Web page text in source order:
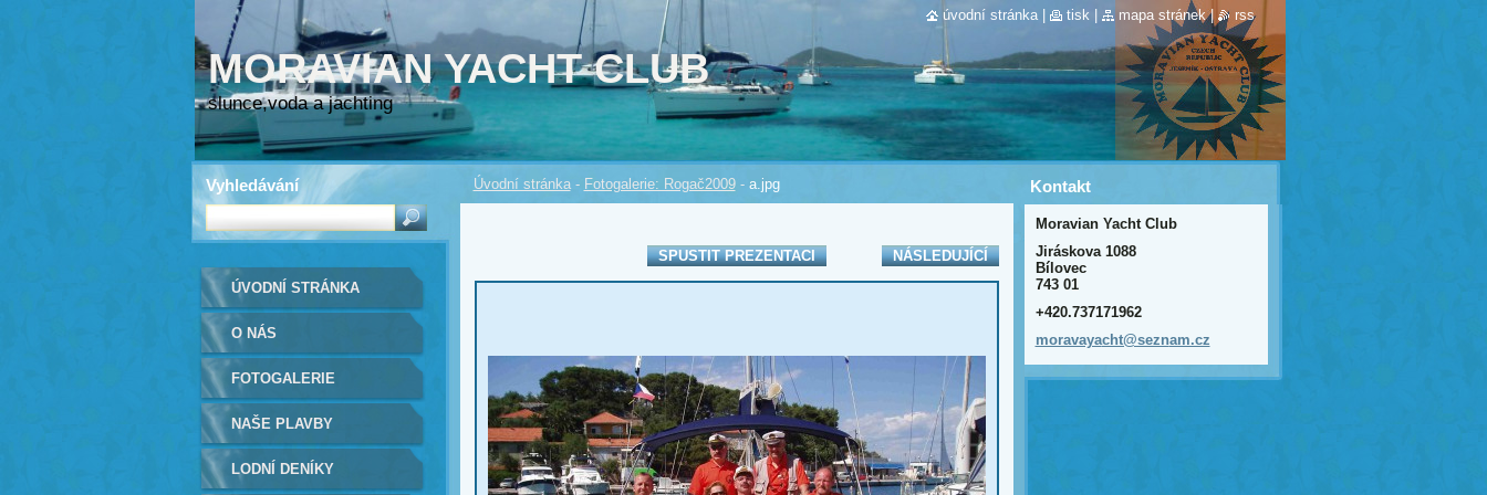
MORAVIAN YACHT CLUB
slunce,voda a jachting
Úvodní stránka - Fotogalerie: Rogač2009 - a.jpg
SPUSTIT PREZENTACI
NÁSLEDUJÍCÍ
ÚVODNÍ STRÁNKA
O NÁS
FOTOGALERIE
NAŠE PLAVBY
LODNÍ DENÍKY
Kontakt
Moravian Yacht Club
Jiráskova 1088
Bílovec
743 01
+420.737171962
moravayacht@seznam.cz
Vyhledávání
úvodní stránka tisk mapa stránek | rss